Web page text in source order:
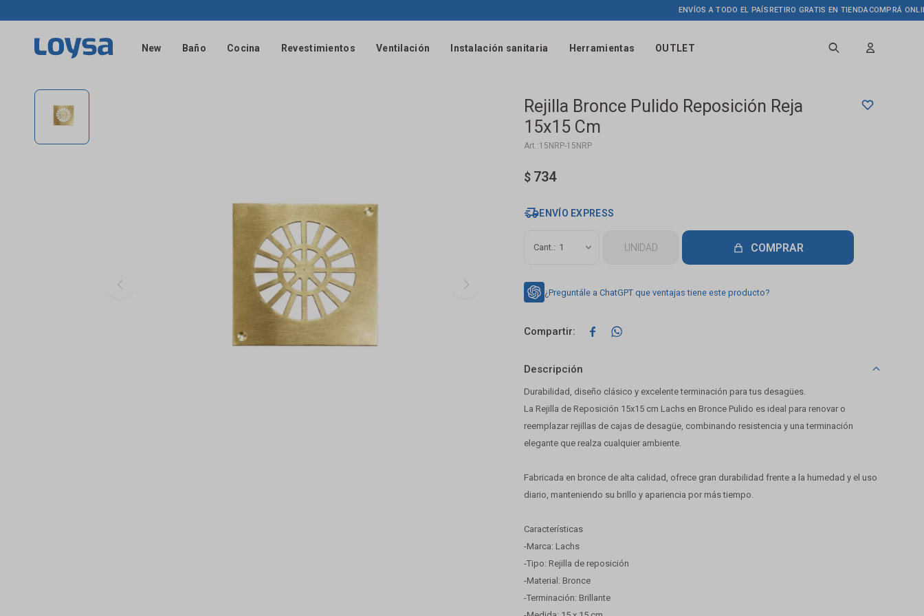
New Baño Cocina Revestimientos Ventilación Instalación sanitaria Herramientas OUTLET
ENVÍOS A TODO EL PAÍSRETIRO GRATIS EN TIENDACOMPRÁ ONLINE
Rejilla Bronce Pulido Reposición Reja
15x15 Cm
15NRP-15NRP
$ 734
ENVÍO EXPRESS
1 UNIDAD COMPRAR
¿Preguntále a ChatGPT que ventajas tiene este producto?
 
Descripción
Durabilidad, diseño clásico y excelente terminación para tus desagües.
La Rejilla de Reposición 15x15 cm Lachs en Bronce Pulido es ideal para renovar o
reemplazar rejillas de cajas de desagüe, combinando resistencia y una terminación
elegante que realza cualquier ambiente.
Fabricada en bronce de alta calidad, ofrece gran durabilidad frente a la humedad y el uso
diario, manteniendo su brillo y apariencia por más tiempo.
Características
-Marca: Lachs
-Tipo: Rejilla de reposición
-Material: Bronce
-Terminación: Brillante